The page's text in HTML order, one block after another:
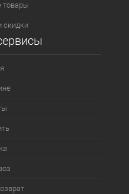
товары
скидки